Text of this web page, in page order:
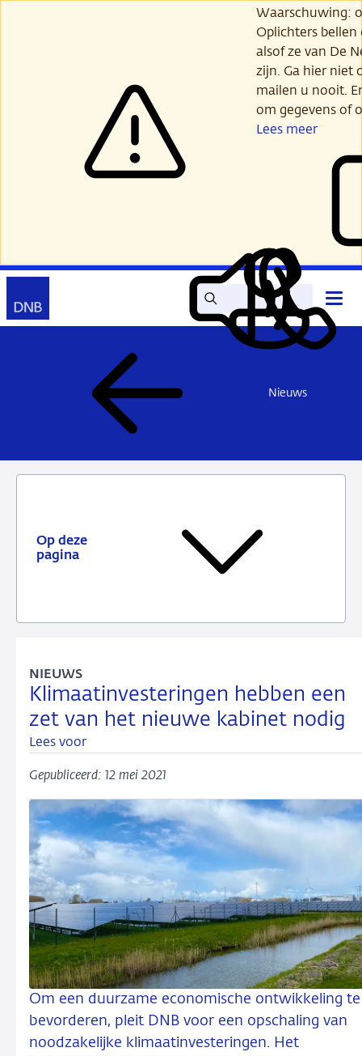
Waarschuwing:
Oplichters
alsof ze van De
zijn. Ga hier niet
mailen u nooit.
om gegevens of
Lees meer
Zoek Lees
voor
Mijn
DNB
Contact
Nieuws
Op deze
pagina
Klimaatinvesteringen hebben een
zet van het nieuwe kabinet nodig
NIEUWS
Lees voor
Gepubliceerd: 12 mei 2021
Om een duurzame economische ontwikkeling te
bevorderen, pleit DNB voor een opschaling van
noodzakelijke klimaatinvesteringen. Het